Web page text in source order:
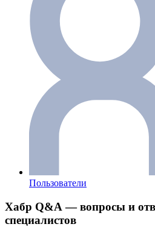
Пользователи
Хабр Q&A — вопросы и
специалистов